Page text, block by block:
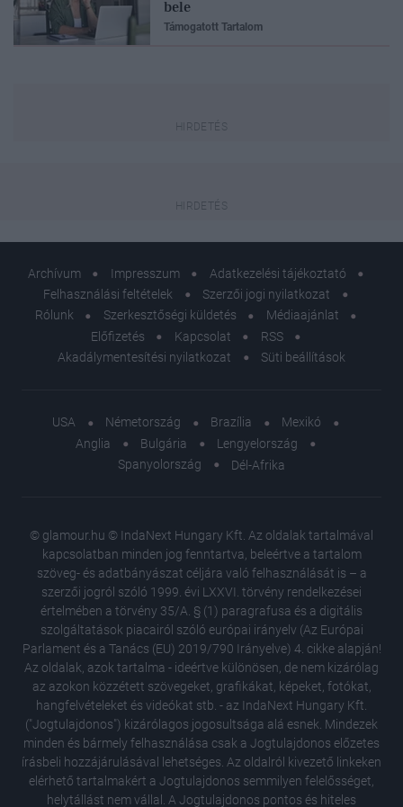
bele
Támogatott Tartalom
Archívum Impresszum
Adatkezelési tájékoztató
Felhasználási feltételek
Szerzői jogi nyilatkozat
Rólunk
Szerkesztőségi küldetés
Médiaajánlat
Előfizetés
Kapcsolat
RSS
Akadálymentesítési nyilatkozat
Süti beállítások
USA Németország Brazília
Mexikó
Anglia
Bulgária
Lengyelország
Spanyolország
Dél-Afrika
© glamour.hu © IndaNext Hungary Kft. Az oldalak tartalmával
kapcsolatban minden jog fenntartva, beleértve a tartalom
szöveg- és adatbányászat céljára való felhasználását is – a
szerzői jogról szóló 1999. évi LXXVI. törvény rendelkezései
értelmében a törvény 35/A. § (1) paragrafusa és a digitális
szolgáltatások piacairól szóló európai irányelv (Az Európai
Parlament és a Tanács (EU) 2019/790 Irányelve) 4. cikke alapján!
Az oldalak, azok tartalma - ideértve különösen, de nem kizárólag
az azokon közzétett szövegeket, grafikákat, képeket, fotókat,
hangfelvételeket és videókat stb. - az IndaNext Hungary Kft.
("Jogtulajdonos") kizárólagos jogosultsága alá esnek. Mindezek
minden és bármely felhasználása csak a Jogtulajdonos előzetes
írásbeli hozzájárulásával lehetséges. Az oldalról kivezető linkeken
elérhető tartalmakért a Jogtulajdonos semmilyen felelősséget,
helytállást nem vállal. A Jogtulajdonos pontos és hiteles